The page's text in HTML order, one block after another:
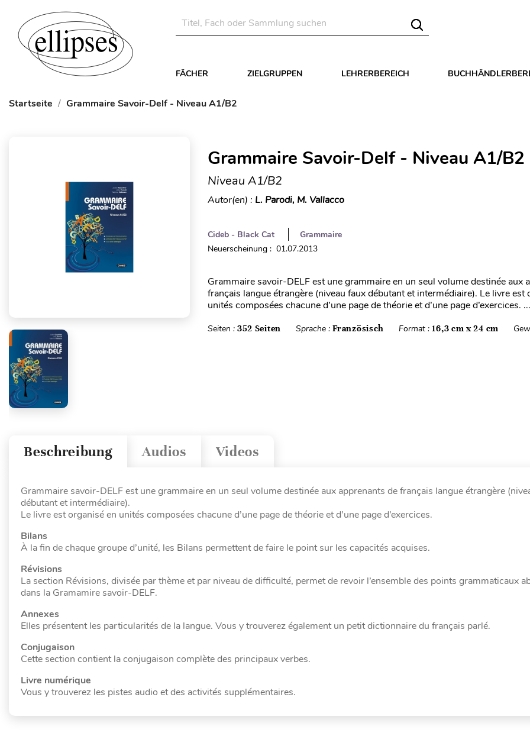
FÄCHER ZIELGRUPPEN LEHRERBEREICH
Startseite Grammaire Savoir-Delf - Niveau A1/B2
Grammaire Savoir-Delf - Niveau A1/B2
Niveau A1/B2
Autor(en) : L. Parodi, M. Vallacco
Cideb - Black Cat
Grammaire
Neuerscheinung : 01.07.2013
Grammaire savoir-DELF est une grammaire en un seul volume destinée aux
français langue étrangère (niveau faux débutant et intermédiaire). Le livre est
unités composées chacune d’une page de théorie et d’une page d’exercices. ...
Seiten : 352 Seiten Sprache :Französisch Format :16,3 cm x 24 cm
Videos
Audios
Beschreibung
Grammaire savoir-DELF est une grammaire en un seul volume destinée aux apprenants de français langue étrangère
débutant et intermédiaire).
Le livre est organisé en unités composées chacune d’une page de théorie et d’une page d’exercices.
Bilans
À la fin de chaque groupe d’unité, les Bilans permettent de faire le point sur les capacités acquises.
Révisions
La section Révisions, divisée par thème et par niveau de difficulté, permet de revoir l’ensemble des points grammaticaux
dans la Gramamire savoir-DELF.
Annexes
Elles présentent les particularités de la langue. Vous y trouverez également un petit dictionnaire du français parlé.
Conjugaison
Cette section contient la conjugaison complète des principaux verbes.
Livre numérique
Vous y trouverez les pistes audio et des activités supplémentaires.